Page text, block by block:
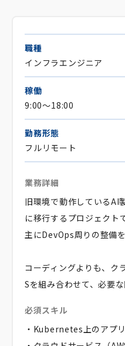
職種
インフラエンジニア
稼働
9:00～18:00
勤務形態
フルリモート
業務詳細
旧環境で動作しているAI
に移行するプロジェクト
主にDevOps周りの整備
コーディングよりも、ク
Sを組み合わせて、必要
必須スキル
・Kubernetes上のアプ